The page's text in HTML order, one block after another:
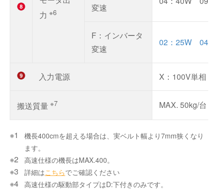
力 ※6
変速
F：インバータ
変速
02：25W 04
入力電源 X：100V単相
搬送質量 ※7 MAX. 50kg/台
機長400cmを超える場合は、実ベルト幅より7mm狭くなり
ます。
高速仕様の機長はMAX.400。
詳細はこちらでご確認ください
高速仕様の駆動部タイプはD:下付きのみです。